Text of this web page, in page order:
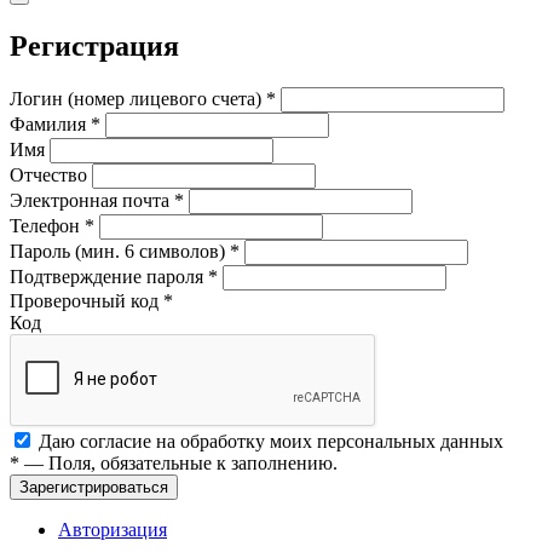
Регистрация
Логин (номер лицевого счета) *
Фамилия *
Имя
Отчество
Электронная почта *
Телефон *
Пароль (мин. 6 символов) *
Подтверждение пароля *
Проверочный код *
Код
Даю согласие на обработку моих персональных данных
* — Поля, обязательные к заполнению.
Зарегистрироваться
Авторизация